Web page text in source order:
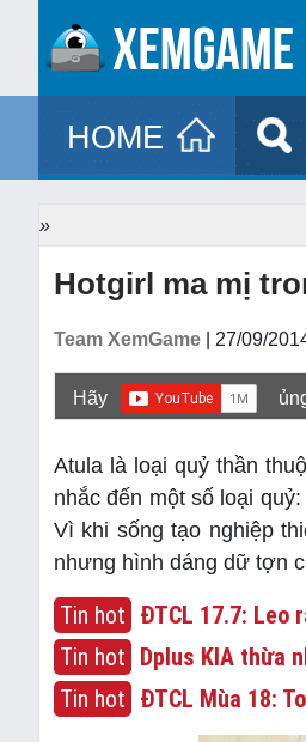
HOME
»
Hotgirl ma mị
Team XemGame | 27/09/
Hãy
Atula là loại quỷ thần
nhắc đến một số loại
Vì khi sống tạo nghiệp
nhưng hình dáng dữ tợn
Tin hot ĐTCL 17.7: Leo
Tin hot Dplus KIA thừa
Tin hot ĐTCL Mùa 18: